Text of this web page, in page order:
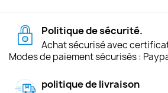
Politique de sécurité.
Achat sécurisé avec
Modes de paiement sécurisés :
politique de livraison